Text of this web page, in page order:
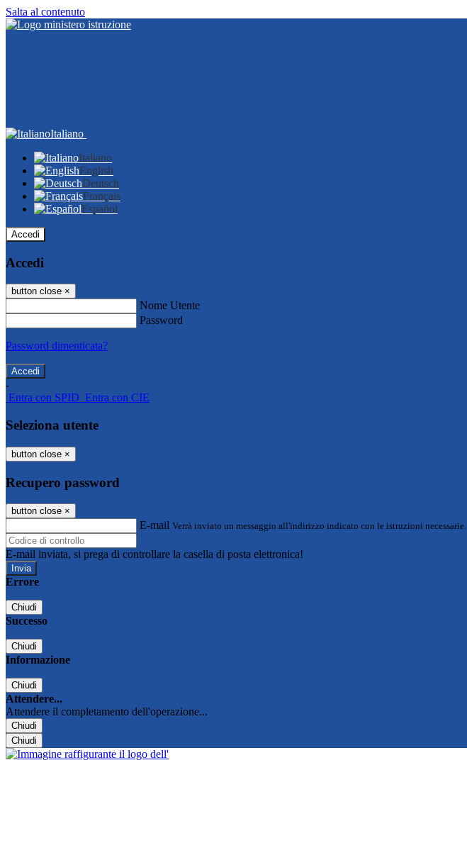
Salta al contenuto
Italiano
Italiano
English
Deutsch
Français
Español
Accedi
Accedi
button close ×
Nome Utente
Password
Password dimenticata?
-
Entra con SPID Entra con CIE
Seleziona utente
button close ×
Recupero password
button close ×
E-mail Verrà inviato un messaggio all'indirizzo indicato con le istruzioni necessarie.
E-mail inviata, si prega di controllare la casella di posta elettronica!
Errore
Chiudi
Successo
Chiudi
Informazione
Chiudi
Attendere...
Attendere il completamento dell'operazione...
Chiudi
Chiudi